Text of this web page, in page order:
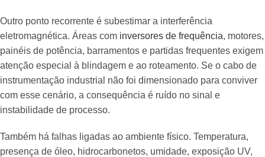
Outro ponto recorrente é subestimar a interferência
eletromagnética. Áreas com inversores de frequência, motores,
painéis de potência, barramentos e partidas frequentes exigem
atenção especial à blindagem e ao roteamento. Se o cabo de
instrumentação industrial não foi dimensionado para conviver
com esse cenário, a consequência é ruído no sinal e
instabilidade de processo.
Também há falhas ligadas ao ambiente físico. Temperatura,
presença de óleo, hidrocarbonetos, umidade, exposição UV,